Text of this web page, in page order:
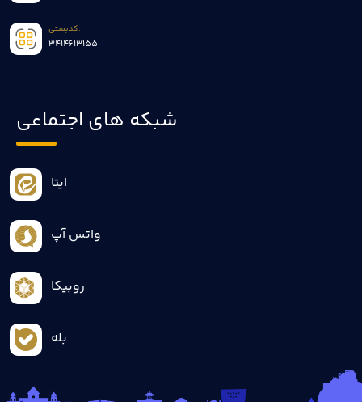
کدپستی:
3414613155
شبکه های اجتماعی
ایتا
واتس آپ
روبیکا
بله